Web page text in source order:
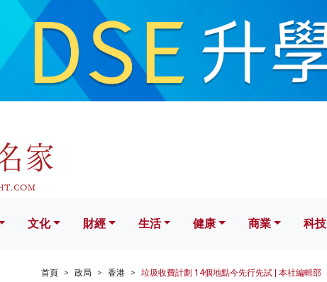
財經 生活 健康 科技
文化 財經 生活 健康 商業 科技
首頁 政局 香港 垃圾收費計劃 14個地點今先行先試 | 本社編輯部